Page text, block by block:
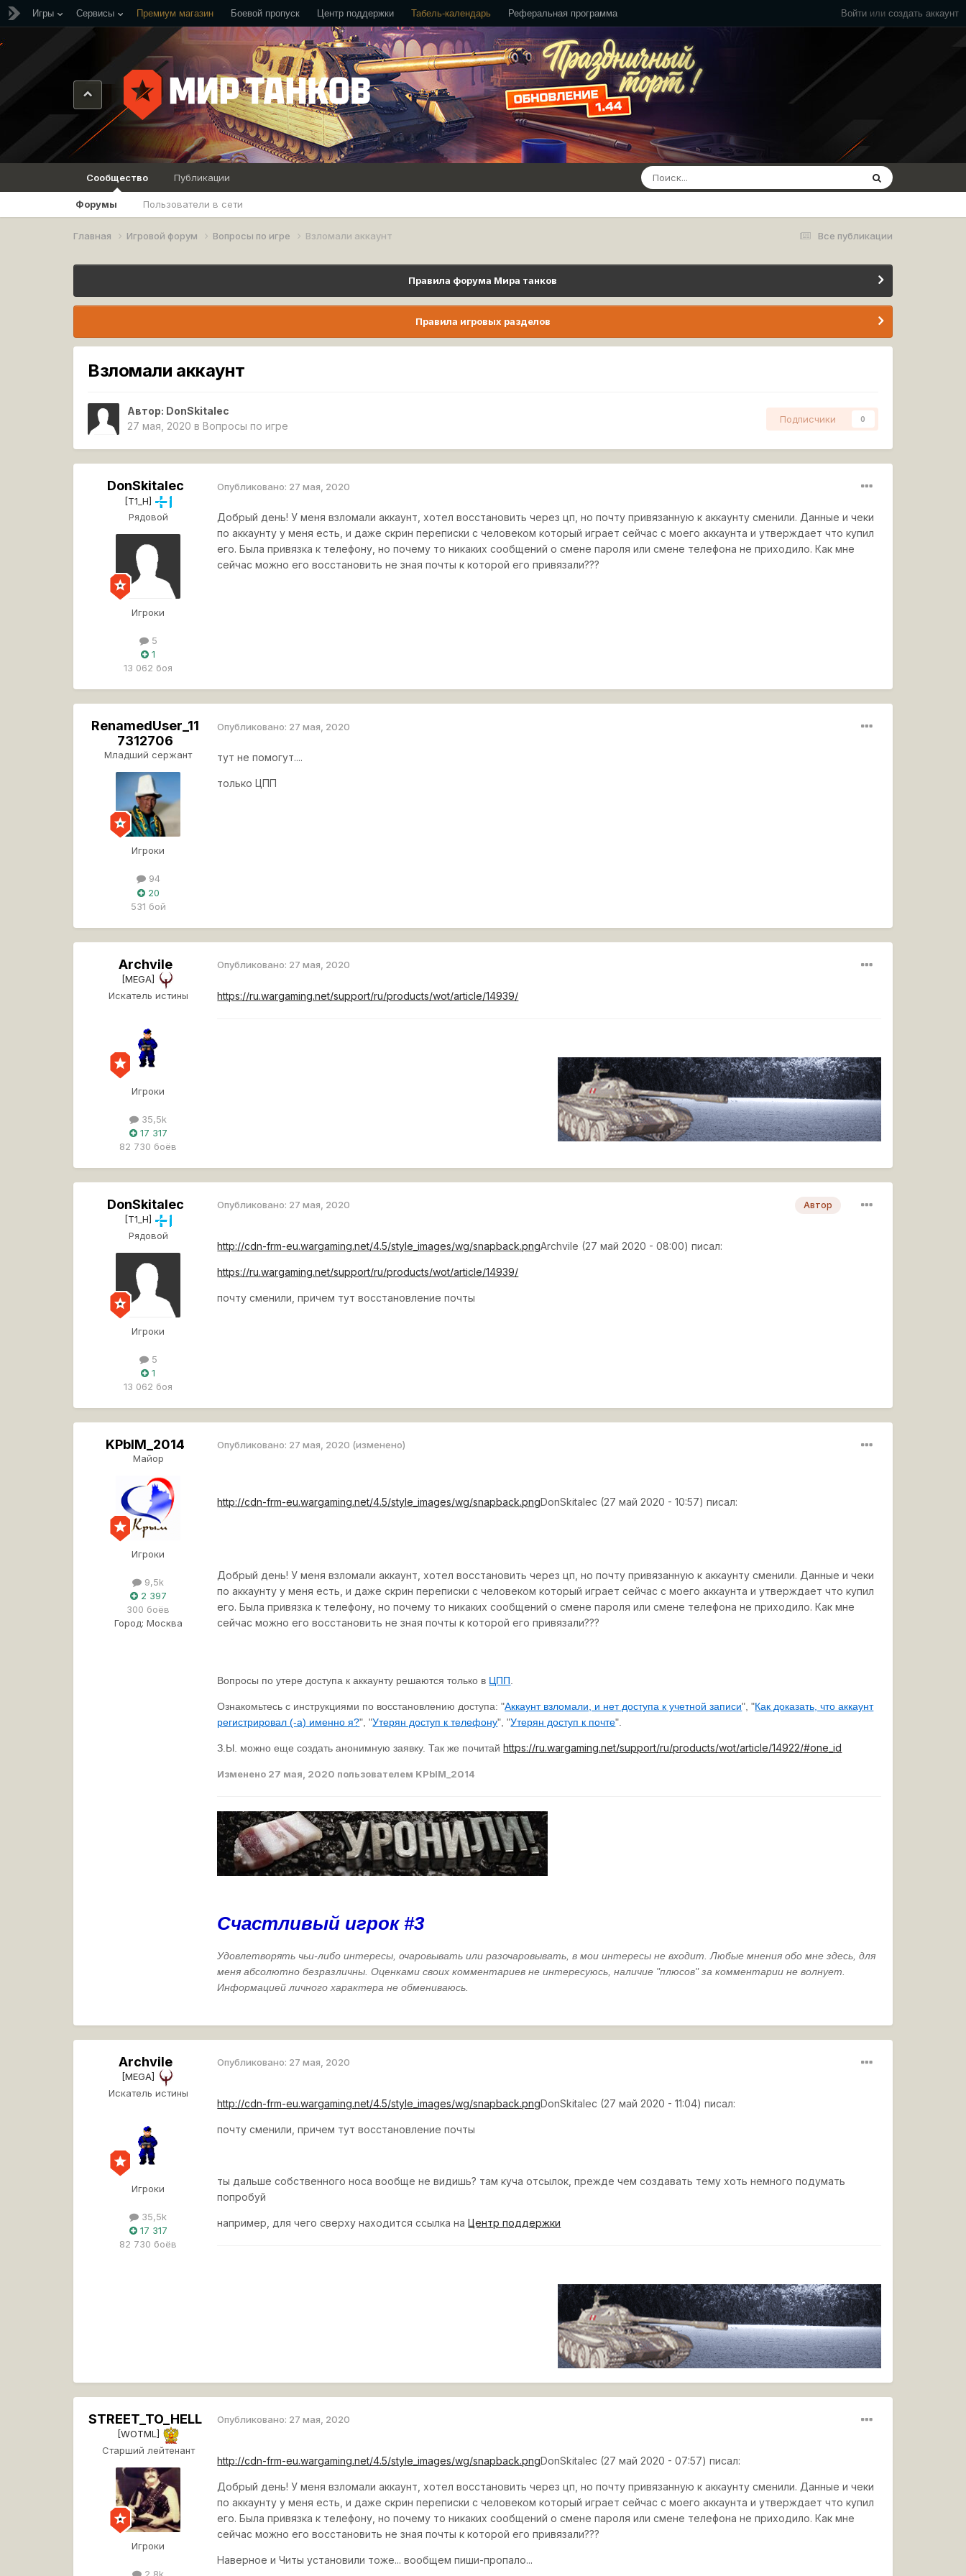
Войти или создать аккаунт
Игры Сервисы Премиум магазин Боевой пропуск Центр поддержки Табель-календарь Реферальная программа
Сообщество
Форумы Пользователи в сети
Публикации
Все публикации
Главная Игровой форум Вопросы по игре Взломали аккаунт
Правила форума Мира танков
Правила игровых разделов
Взломали аккаунт
Автор: DonSkitalec
27 мая, 2020 в Вопросы по игре
Подписчики 0
DonSkitalec
[T1_H]
Рядовой
Игроки
5
1
13 062 боя
Опубликовано: 27 мая, 2020
Добрый день! У меня взломали аккаунт, хотел восстановить через цп, но почту привязанную к аккаунту сменили. Данные и чеки
по аккаунту у меня есть, и даже скрин переписки с человеком который играет сейчас с моего аккаунта и утверждает что купил
его. Была привязка к телефону, но почему то никаких сообщений о смене пароля или смене телефона не приходило. Как мне
сейчас можно его восстановить не зная почты к которой его привязали???
RenamedUser_11
7312706
Младший сержант
Игроки
94
20
531 бой
Опубликовано: 27 мая, 2020
тут не помогут....
только ЦПП
Archvile
[MEGA]
Искатель истины
Игроки
35,5k
17 317
82 730 боёв
Опубликовано: 27 мая, 2020
https://ru.wargaming.net/support/ru/products/wot/article/14939/
DonSkitalec
[T1_H]
Рядовой
Игроки
5
1
13 062 боя
Автор
Опубликовано: 27 мая, 2020
http://cdn-frm-eu.wargaming.net/4.5/style_images/wg/snapback.pngArchvile (27 май 2020 - 08:00) писал:
https://ru.wargaming.net/support/ru/products/wot/article/14939/
почту сменили, причем тут восстановление почты
KPbIM_2014
Майор
Игроки
9,5k
2 397
300 боёв
Город: Москва
Опубликовано: 27 мая, 2020 (изменено)
http://cdn-frm-eu.wargaming.net/4.5/style_images/wg/snapback.pngDonSkitalec (27 май 2020 - 10:57) писал:
Добрый день! У меня взломали аккаунт, хотел восстановить через цп, но почту привязанную к аккаунту сменили. Данные и чеки
по аккаунту у меня есть, и даже скрин переписки с человеком который играет сейчас с моего аккаунта и утверждает что купил
его. Была привязка к телефону, но почему то никаких сообщений о смене пароля или смене телефона не приходило. Как мне
сейчас можно его восстановить не зная почты к которой его привязали???
Вопросы по утере доступа к аккаунту решаются только в ЦПП
Ознакомьтесь с инструкциями по восстановлению доступа: "Аккаунт взломали, и нет доступа к учетной записи", "Как доказать, что аккаунт
регистрировал (-а) именно я?", "Утерян доступ к телефону", "Утерян доступ к почте".
З.Ы. можно еще создать анонимную заявку. Так же почитай https://ru.wargaming.net/support/ru/products/wot/article/14922/#one_id
Изменено 27 мая, 2020 пользователем KPbIM_2014
Счастливый игрок #3
Удовлетворять чьи-либо интересы ,очаровывать или разочаровывать ,в мои интересы не входит .Любые мнения обо мне здесь ,для
меня абсолютно безразличны .Оценками своих комментариев не интересуюсь ,наличие "плюсов"за комментарии не волнует
Информацией личного характера не обмениваюсь.
Archvile
[MEGA]
Искатель истины
Игроки
35,5k
17 317
82 730 боёв
Опубликовано: 27 мая, 2020
http://cdn-frm-eu.wargaming.net/4.5/style_images/wg/snapback.pngDonSkitalec (27 май 2020 - 11:04) писал:
почту сменили, причем тут восстановление почты
ты дальше собственного носа вообще не видишь? там куча отсылок, прежде чем создавать тему хоть немного подумать
попробуй
например, для чего сверху находится ссылка наЦентр поддержки
STREET_TO_HELL
[WOTML]
Старший лейтенант
Игроки
Опубликовано: 27 мая, 2020
http://cdn-frm-eu.wargaming.net/4.5/style_images/wg/snapback.pngDonSkitalec (27 май 2020 - 07:57) писал:
Добрый день! У меня взломали аккаунт, хотел восстановить через цп, но почту привязанную к аккаунту сменили. Данные и чеки
по аккаунту у меня есть, и даже скрин переписки с человеком который играет сейчас с моего аккаунта и утверждает что купил
его. Была привязка к телефону, но почему то никаких сообщений о смене пароля или смене телефона не приходило. Как мне
сейчас можно его восстановить не зная почты к которой его привязали???
Наверное и Читы установили тоже... вообщем пиши-пропало...